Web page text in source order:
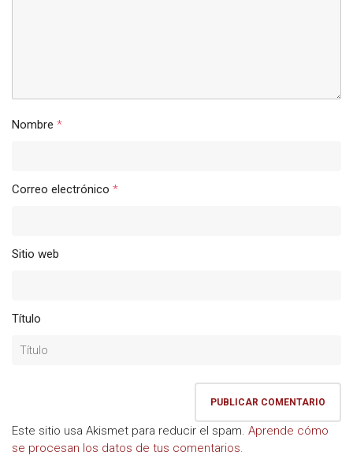
Nombre *
Correo electrónico *
Sitio web
Título
Este sitio usa Akismet para reducir el spam. Aprende cómo
se procesan los datos de tus comentarios.